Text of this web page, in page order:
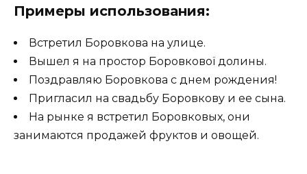
Примеры использования:
Встретил Боровкова на улице.
Вышел я на простор Боровкової долины.
Поздравляю Боровкова с днем рождения!
Пригласил на свадьбу Боровкову и ее сына.
На рынке я встретил Боровковых, они
занимаются продажей фруктов и овощей.